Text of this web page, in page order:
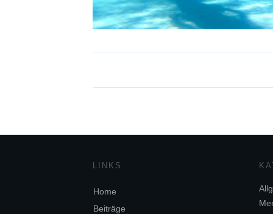
LINKS
Home
Beiträge